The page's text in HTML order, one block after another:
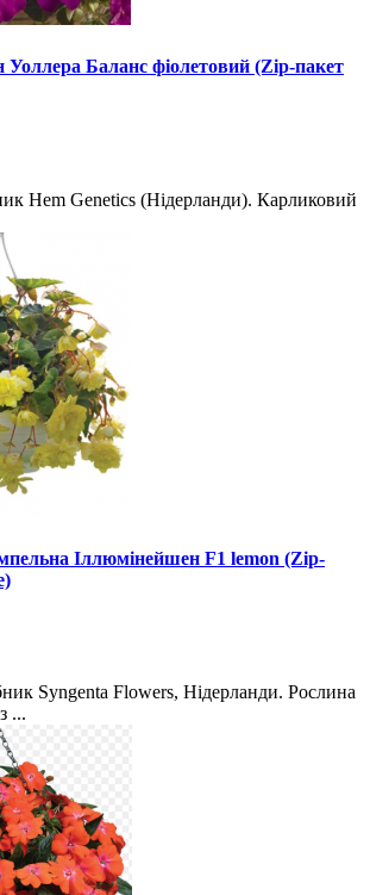
Уоллера Баланс фіолетовий (Zip-пакет
Hem Genetics (Нідерланди). Карликовий
Іллюмінейшен F1 lemon (Zip-
Syngenta Flowers, Нідерланди. Рослина
...